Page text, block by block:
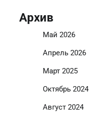
Архив
Май 2026
Апрель 2026
Март 2025
Октябрь 2024
Август 2024